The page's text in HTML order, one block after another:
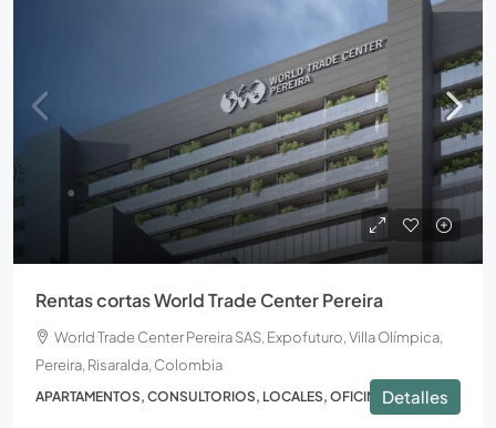
Rentas cortas World Trade Center Pereira
World Trade Center Pereira SAS, Expofuturo, Villa Olímpica,
Pereira, Risaralda, Colombia
APARTAMENTOS, CONSULTORIOS, LOCALES, OFICINASDetalles